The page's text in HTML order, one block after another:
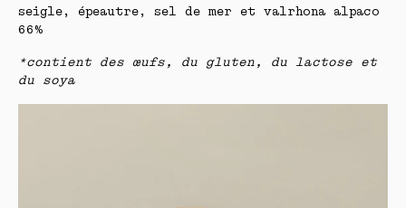
seigle, épeautre, sel de mer et valrhona alpaco
66%
*contient des œufs, du gluten, du lactose et
du soya